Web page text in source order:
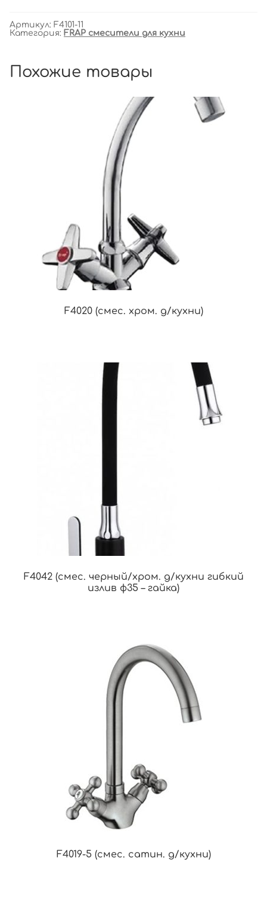
Артикул: F4101-11
Категория: FRAP смесители для кухни
Похожие товары
F4020 (смес. хром. д/кухни)
F4042 (смес. черный/хром. д/кухни гибкий
излив ф35 – гайка)
F4019-5 (смес. сатин. д/кухни)